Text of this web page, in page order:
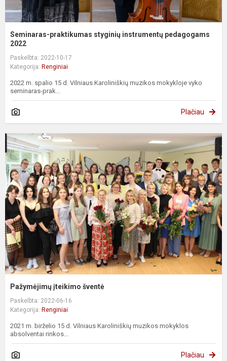
Seminaras-praktikumas styginių instrumentų pedagogams
2022
Paskelbta: 2022-10-17
Kategorija: Renginiai
2022 m. spalio 15 d. Vilniaus Karoliniškių muzikos mokykloje vyko
seminaras-prak...
Plačiau
Pažymėjimų įteikimo šventė
Paskelbta: 2022-06-16
Kategorija: Renginiai
2021 m. birželio 15 d. Vilniaus Karoliniškių muzikos mokyklos
absolventai rinkos...
Plačiau